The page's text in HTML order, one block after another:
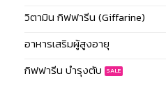
วิตามิน กิฟฟารีน (Giffarine)
อาหารเสริมผู้สูงอายุ
กิฟฟารีน บำรุงตับ